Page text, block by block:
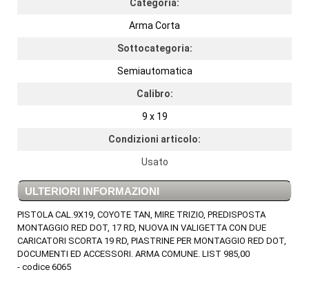
Categoria:
Arma Corta
Sottocategoria:
Semiautomatica
Calibro:
9 x 19
Condizioni articolo:
Usato
ULTERIORI INFORMAZIONI
PISTOLA CAL.9X19, COYOTE TAN, MIRE TRIZIO, PREDISPOSTA
MONTAGGIO RED DOT, 17 RD, NUOVA IN VALIGETTA CON DUE
CARICATORI SCORTA 19 RD, PIASTRINE PER MONTAGGIO RED DOT,
DOCUMENTI ED ACCESSORI. ARMA COMUNE. LIST 985,00
- codice 6065